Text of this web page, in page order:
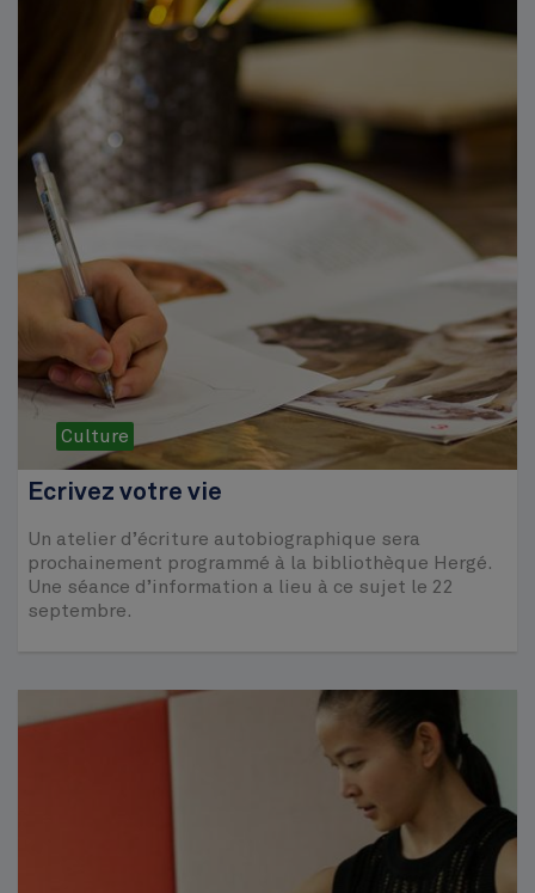
Culture
Ecrivez votre vie
Un atelier d’écriture autobiographique sera
prochainement programmé à la bibliothèque Hergé.
Une séance d’information a lieu à ce sujet le 22
septembre.